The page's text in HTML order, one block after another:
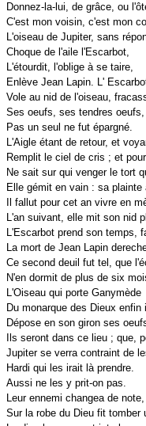
Donnez-la-lui, de grâce, ou
C'est mon voisin, c'est mon
L'oiseau de Jupiter, sans
Choque de l'aile l'Escarbot,
L'étourdit, l'oblige à se taire,
Enlève Jean Lapin. L'
Vole au nid de l'oiseau,
Ses oeufs, ses tendres
Pas un seul ne fut épargné.
L'Aigle étant de retour, et
Remplit le ciel de cris ; et
Ne sait sur qui venger le tort
Elle gémit en vain : sa plainte
Il fallut pour cet an vivre en
L'an suivant, elle mit son nid
L'Escarbot prend son temps,
La mort de Jean Lapin
Ce second deuil fut tel, que
N'en dormit de plus de six
L'Oiseau qui porte Ganymède
Du monarque des Dieux enfin
Dépose en son giron ses
Ils seront dans ce lieu ; que,
Jupiter se verra contraint de
Hardi qui les irait là prendre.
Aussi ne les y prit-on pas.
Leur ennemi changea de note,
Sur la robe du Dieu fit tomber